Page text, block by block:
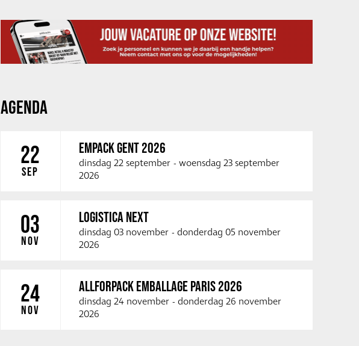
AGENDA
22
SEP
EMPACK GENT 2026
dinsdag 22 september - woensdag 23 september
2026
03
NOV
LOGISTICA NEXT
dinsdag 03 november - donderdag 05 november
2026
24
NOV
ALLFORPACK EMBALLAGE PARIS 2026
dinsdag 24 november - donderdag 26 november
2026